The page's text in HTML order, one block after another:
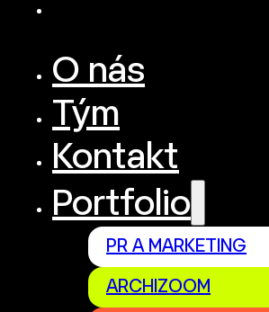
O nás
Tým
Kontakt
Portfolio
PR A MARKETING
ARCHIZOOM